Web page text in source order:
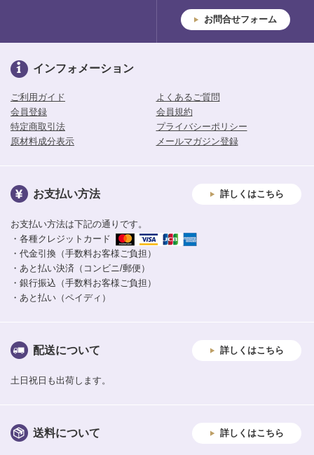
お問合せフォーム
インフォメーション
ご利用ガイド
よくあるご質問
会員登録
会員規約
特定商取引法
プライバシーポリシー
原材料成分表示
メールマガジン登録
お支払い方法 詳しくはこちら
お支払い方法は下記の通りです。
・各種クレジットカード
・代金引換（手数料お客様ご負担）
・あと払い決済（コンビニ/郵便）
・銀行振込（手数料お客様ご負担）
・あと払い（ペイディ）
配送について 詳しくはこちら
土日祝日も出荷します。
送料について 詳しくはこちら